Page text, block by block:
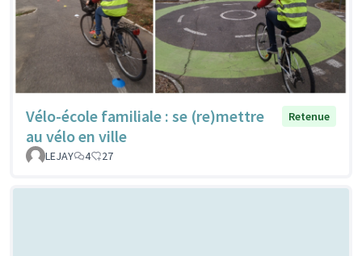
Vélo-école familiale : se (re)mettre
au vélo en ville
Retenue
LEJAY 4 27